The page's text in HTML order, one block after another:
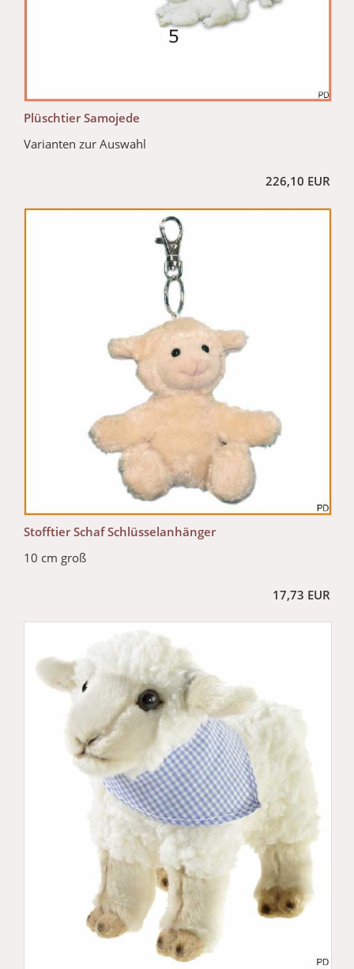
Plüschtier Samojede
Varianten zur Auswahl
226,10 EUR
Stofftier Schaf Schlüsselanhänger
10 cm groß
17,73 EUR